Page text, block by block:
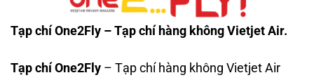
Tạp chí One2Fly – Tạp chí hàng không Vietjet Air.
Tạp chí One2Fly – Tạp chí hàng không Vietjet Air